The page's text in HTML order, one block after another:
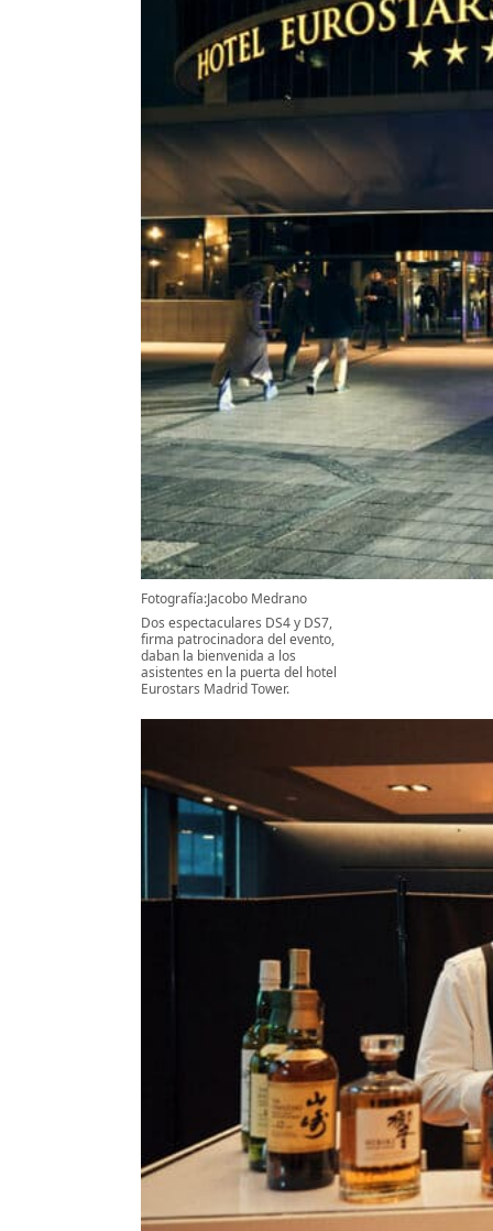
Fotografía:Jacobo Medrano
Dos espectaculares DS4 y DS7,
firma patrocinadora del evento,
daban la bienvenida a los
asistentes en la puerta del hotel
Eurostars Madrid Tower.